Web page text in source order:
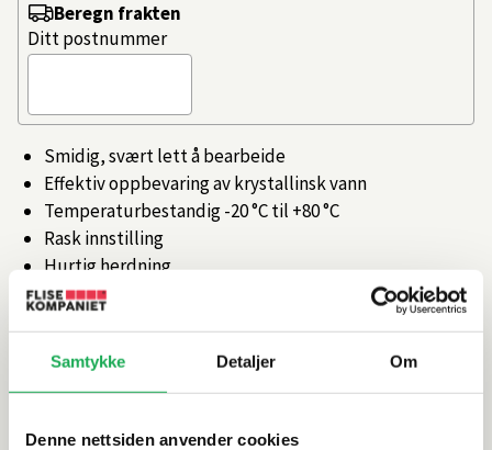
Samtykke Detaljer Om
Denne nettsiden anvender cookies
Smidig, svært lett å bearbeide
Effektiv oppbevaring av krystallinsk vann
Temperaturbestandig -20 °C til +80 °C
Rask innstilling
Hurtig herdning
Artikkelnr.101368257
Beregn frakten
Ditt postnummer
Produktinformasjon